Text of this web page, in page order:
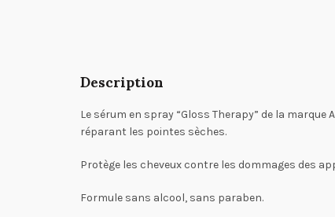
Description
Le sérum en spray “Gloss Therapy” de la
réparant les pointes sèches.
Protège les cheveux contre les dommages des
Formule sans alcool, sans paraben.